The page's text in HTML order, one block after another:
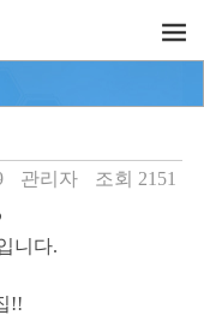
관리자
조회 2151
니다.
!!